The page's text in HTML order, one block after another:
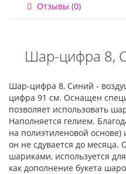
Отзывы (0)
Шар-цифра 8,
Шар-цифра 8, Синий -
цифра 91 см. Оснащен
позволяет использовать
Наполняется гелием.
на полиэтиленовой основе)
он не сдувается до месяца.
шариками, используется
как дополнение букета